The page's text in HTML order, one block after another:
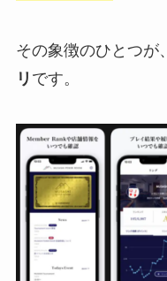
その象徴のひとつが、
リ です。